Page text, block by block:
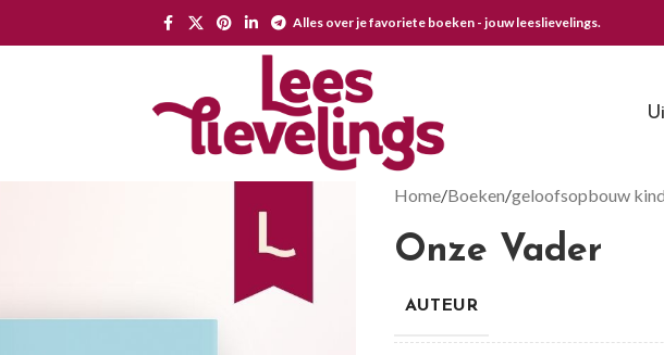
Alles over je favoriete boeken - jouw leeslievelings.
Home Boeken geloofsopbouw
Onze Vader
AUTEUR